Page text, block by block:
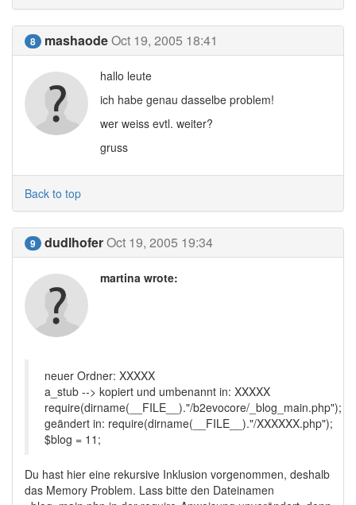
8 mashaodeOct 19, 2005 18:41
hallo leute
ich habe genau dasselbe problem!
wer weiss evtl. weiter?
gruss
Back to top
9 dudlhoferOct 19, 2005 19:34
martina wrote:
neuer Ordner: XXXXX
a_stub --> kopiert und umbenannt in: XXXXX
require(dirname(__FILE__)."/b2evocore/_blog_main.php");
geändert in: require(dirname(__FILE__)."/XXXXXX.php");
$blog = 11;
Du hast hier eine rekursive Inklusion vorgenommen, deshalb
das Memory Problem. Lass bitte den Dateinamen